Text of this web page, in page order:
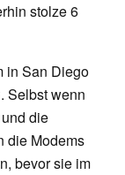
stolze 6
in San Diego
Selbst wenn
die
die Modems
bevor sie im